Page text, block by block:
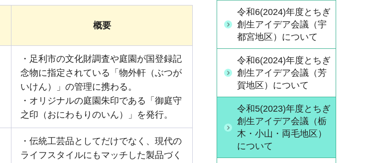
概要
・足利市の文化財調査や庭園が国登録記
念物に指定されている「物外軒（ぶつが
いけん）」の管理に携わる。
・オリジナルの庭園朱印である「御庭守
之印（おにわもりのいん）」を発行。
・伝統工芸品としてだけでなく、現代の
ライフスタイルにもマッチした製品づく
令和6(2024)年度とちぎ
創生アイデア会議（宇
都宮地区）について
令和6(2024)年度とちぎ
創生アイデア会議（芳
賀地区）について
令和5(2023)年度とちぎ
創生アイデア会議（栃
木・小山・両毛地区）
について